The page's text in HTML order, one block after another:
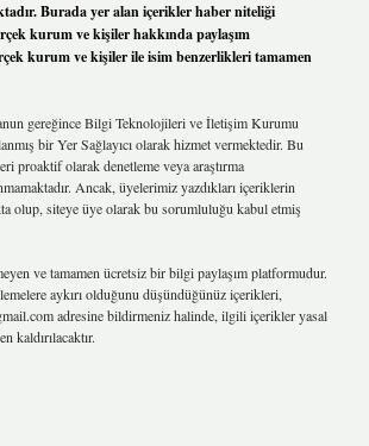
Burada yer alan içerikler haber niteliği
kurum ve kişiler hakkında paylaşım
kurum ve kişiler ile isim benzerlikleri tamamen
gereğince Bilgi Teknolojileri ve İletişim Kurumu
bir Yer Sağlayıcı olarak hizmet vermektedir. Bu
proaktif olarak denetleme veya araştırma
Ancak, üyelerimiz yazdıkları içeriklerin
olup, siteye üye olarak bu sorumluluğu kabul etmiş
ve tamamen ücretsiz bir bilgi paylaşım platformudur.
aykırı olduğunu düşündüğünüz içerikleri,
adresine bildirmeniz halinde, ilgili içerikler yasal
kaldırılacaktır.